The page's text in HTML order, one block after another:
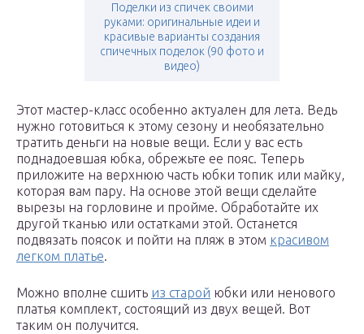
Поделки из спичек своими
руками: оригинальные идеи и
красивые варианты создания
спичечных поделок (90 фото и
видео)
Этот мастер-класс особенно актуален для лета. Ведь
нужно готовиться к этому сезону и необязательно
тратить деньги на новые вещи. Если у вас есть
поднадоевшая юбка, обрежьте ее пояс. Теперь
приложите на верхнюю часть юбки топик или майку,
которая вам пару. На основе этой вещи сделайте
вырезы на горловине и пройме. Обработайте их
другой тканью или остатками этой. Останется
подвязать поясок и пойти на пляж в этом красивом
легком платье.
Можно вполне сшить из старой юбки или ненового
платья комплект, состоящий из двух вещей. Вот
таким он получится.